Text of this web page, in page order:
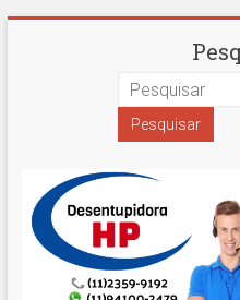
Paulo
Hidro
Prime